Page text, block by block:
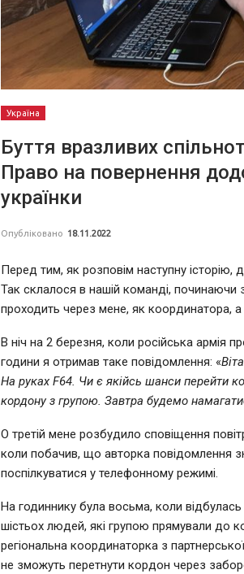
Україна
Буття вразливих
Право на повернення
українки
Опубліковано 18.11.2022
Перед тим, як розповім наступну історію,
Так склалося в нашій команді, починаючи
проходить через мене, як координатора, а
В ніч на 2 березня, коли російська армія
години я отримав таке повідомлення: «
На руках F64. Чи є якійсь шанси перейти
кордону з групою. Завтра будемо
О третій мене розбудило сповіщення
коли побачив, що авторка повідомлення
поспілкуватися у телефонному режимі.
На годиннику була восьма, коли
шістьох людей, які групою прямували до
регіональна координаторка з
не зможуть перетнути кордон через